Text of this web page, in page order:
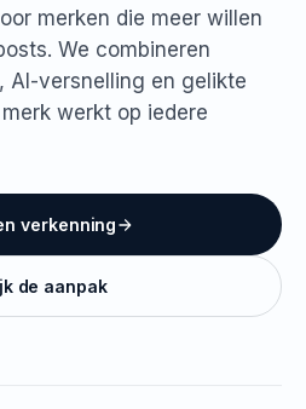
merken die meer willen
We combineren
AI-versnelling en gelikte
werkt op iedere
verkenning
de aanpak